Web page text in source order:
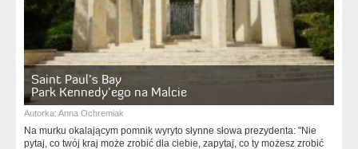
Saint Paul’s Bay
Park Kennedy’ego na Malcie
Autorka: Anna Ochremiak
Na murku okalającym pomnik wyryto słynne słowa prezydenta: "Nie
pytaj, co twój kraj może zrobić dla ciebie, zapytaj, co ty możesz zrobić